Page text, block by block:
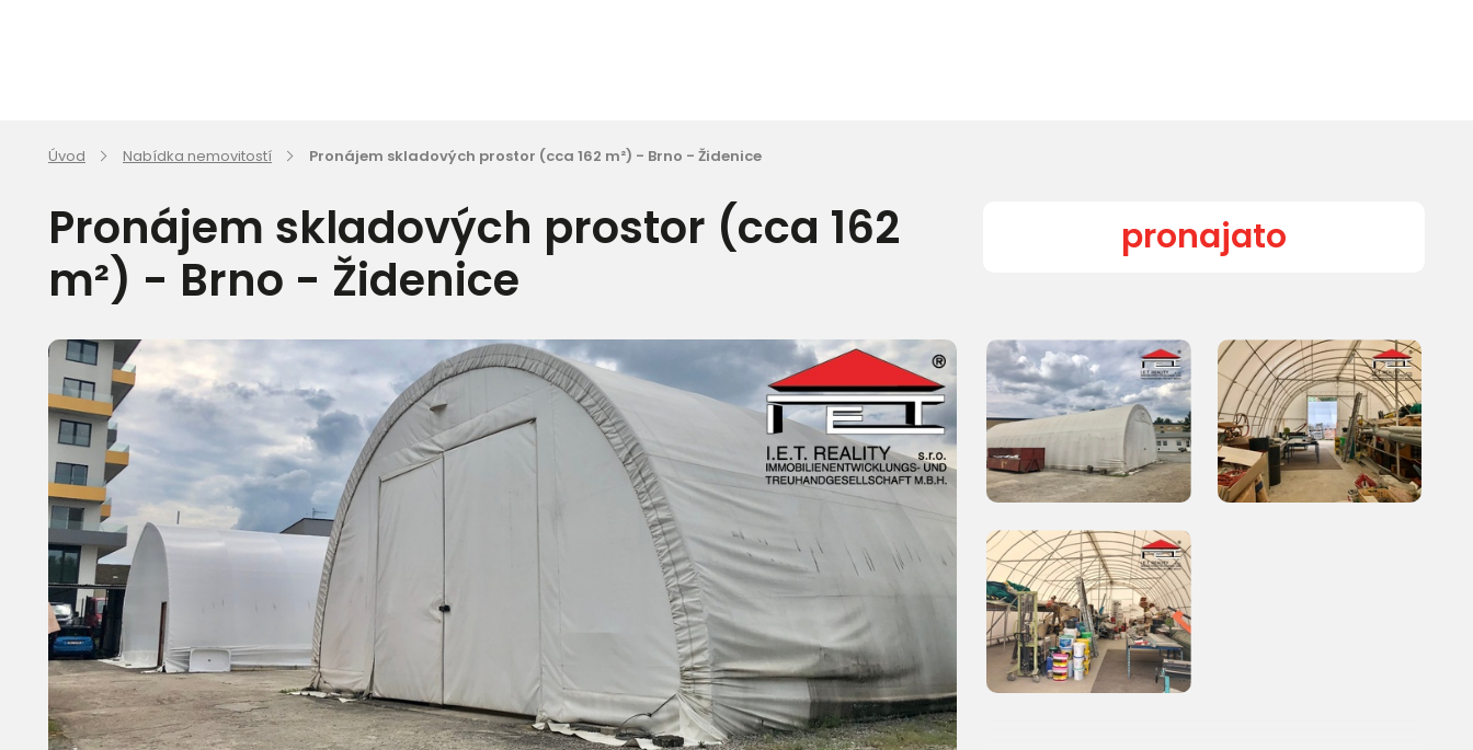
Úvod Nabídka nemovitostí Pronájem skladových prostor (cca 162 m²) - Brno - Židenice
Pronájem skladových prostor (cca 162
m²) - Brno - Židenice
pronajato